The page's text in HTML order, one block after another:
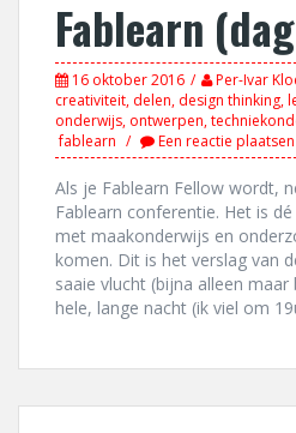
Fablearn
16 oktober 2016 Per-Ivar
creativiteit, delen, design thinking,
onderwijs, ontwerpen,
fablearn
Een reactie plaatsen
Als je Fablearn Fellow wordt,
Fablearn conferentie. Het is
met maakonderwijs en
komen. Dit is het verslag van
saaie vlucht (bijna alleen
hele, lange nacht (ik viel om